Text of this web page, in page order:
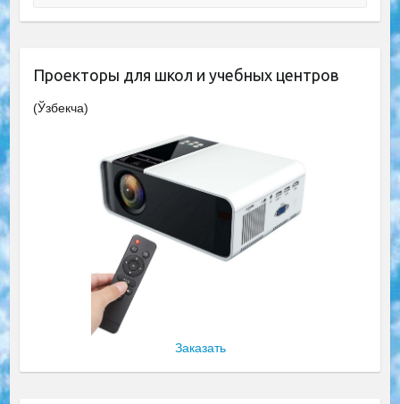
Проекторы для школ и учебных центров
(Ўзбекча)
Заказать